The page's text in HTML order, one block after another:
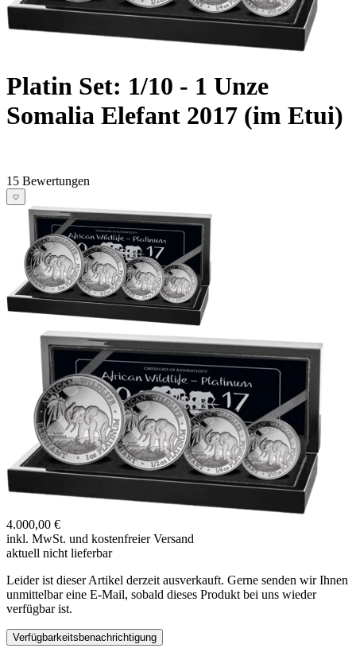
Platin Set: 1/10 - 1 Unze
Somalia Elefant 2017 (im Etui)
15 Bewertungen
4.000,00 €
inkl. MwSt. und kostenfreier Versand
aktuell nicht lieferbar
Leider ist dieser Artikel derzeit ausverkauft. Gerne senden wir Ihnen
unmittelbar eine E-Mail, sobald dieses Produkt bei uns wieder
verfügbar ist.
Verfügbarkeitsbenachrichtigung